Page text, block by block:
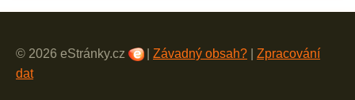
© 2026 eStránky.cz Závadný obsah?
Zpracování
dat